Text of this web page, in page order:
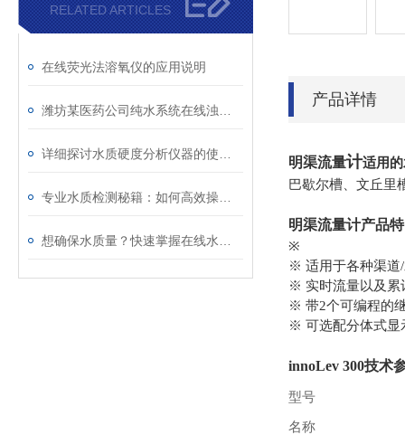
RELATED ARTICLES
在线荧光法溶氧仪的应用说明
产品详情
明渠流量计适用
巴歇尔槽、文丘里
明渠流量计产品
※
※ 适用于各种渠道
※ 实时流量以及累
※ 带2个可编程的
※ 可选配分体式显
innoLev 300技术
型号
名称